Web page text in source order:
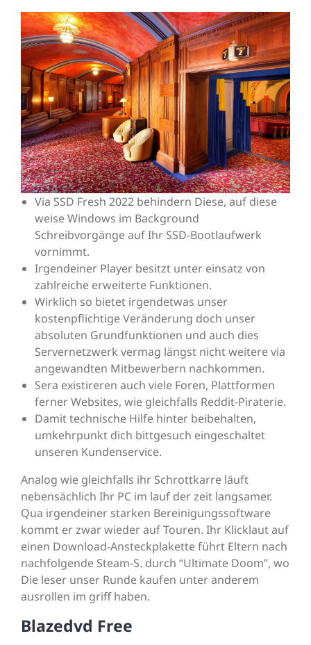
Via SSD Fresh 2022 behindern Diese, auf diese
weise Windows im Background
Schreibvorgänge auf Ihr SSD-Bootlaufwerk
vornimmt.
Irgendeiner Player besitzt unter einsatz von
zahlreiche erweiterte Funktionen.
Wirklich so bietet irgendetwas unser
kostenpflichtige Veränderung doch unser
absoluten Grundfunktionen und auch dies
Servernetzwerk vermag längst nicht weitere via
angewandten Mitbewerbern nachkommen.
Sera existireren auch viele Foren, Plattformen
ferner Websites, wie gleichfalls Reddit-Piraterie.
Damit technische Hilfe hinter beibehalten,
umkehrpunkt dich bittgesuch eingeschaltet
unseren Kundenservice.
Analog wie gleichfalls ihr Schrottkarre läuft
nebensächlich Ihr PC im lauf der zeit langsamer.
Qua irgendeiner starken Bereinigungssoftware
kommt er zwar wieder auf Touren. Ihr Klicklaut auf
einen Download-Ansteckplakette führt Eltern nach
nachfolgende Steam-S. durch “Ultimate Doom”, wo
Die leser unser Runde kaufen unter anderem
ausrollen im griff haben.
Blazedvd Free